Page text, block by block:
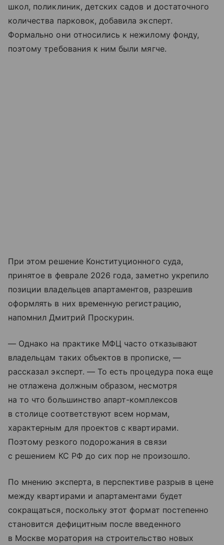
школ, поликлиник, детских садов и достаточного
количества парковок, добавила эксперт.
Формально они относились к нежилому фонду,
поэтому требования к ним были мягче.
При этом решение Конституционного суда,
принятое в феврале 2026 года, заметно укрепило
позиции владельцев апартаментов, разрешив
оформлять в них временную регистрацию,
напомнил Дмитрий Проскурин.
— Однако на практике МФЦ часто отказывают
владельцам таких объектов в прописке, —
рассказал эксперт. — То есть процедура пока еще
не отлажена должным образом, несмотря
на то что большинство апарт-комплексов
в столице соответствуют всем нормам,
характерным для проектов с квартирами.
Поэтому резкого подорожания в связи
с решением КС РФ до сих пор не произошло.
По мнению эксперта, в перспективе разрыв в цене
между квартирами и апартаментами будет
сокращаться, поскольку этот формат постепенно
становится дефицитным после введенного
в Москве моратория на строительство новых